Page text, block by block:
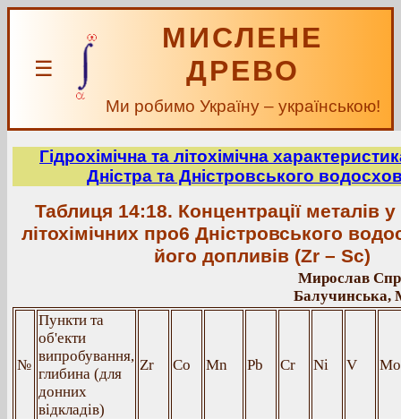
☰
МИСЛЕНЕ
ДРЕВО
Ми робимо Україну – українською!
Гідрохімічна та літохімічна
Дністра та Дністровського
Таблиця 14:18. Концентрації металів
літохімічних про6 Дністровського
його допливів (Zr – Sc)
Мирослав
Балучинська,
№
Пункти та
об'екти
випробування,
глибина (для
донних
відкладів)
Zr Co Mn Pb Cr Ni V Mo